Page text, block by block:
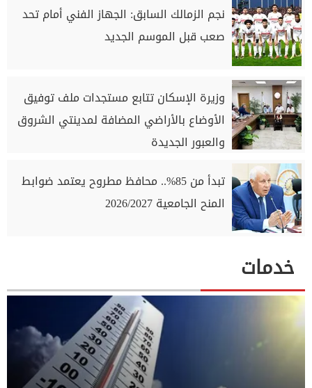
نجم الزمالك السابق: الجهاز الفني أمام تحد
صعب قبل الموسم الجديد
وزيرة الإسكان تتابع مستجدات ملف توفيق
الأوضاع بالأراضي المضافة لمدينتي الشروق
والعبور الجديدة
تبدأ من 85%.. محافظ مطروح يعتمد ضوابط
المنح الجامعية 2026/2027
خدمات